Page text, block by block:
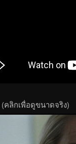
(คลิกเพื่อดูขนาดจริง)